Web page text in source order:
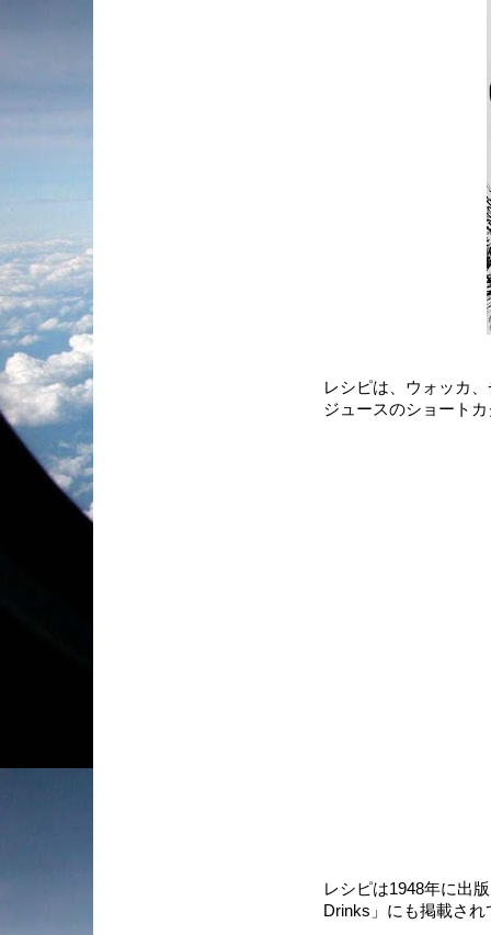
レシピは、ウォッカ
ジュースのショート
レシピは1948年に出
Drinks」にも掲載され